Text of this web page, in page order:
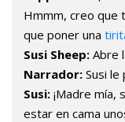
Hmmm, creo que
que poner una
Susi Sheep: Abre
Narrador: Susi
Susi: ¡Madre mía,
estar en cama